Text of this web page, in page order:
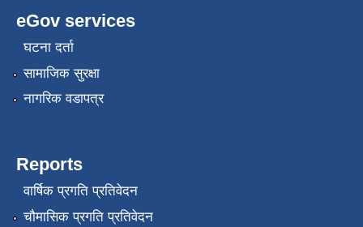
eGov services
घटना दर्ता
सामाजिक सुरक्षा
नागरिक वडापत्र
Reports
वार्षिक प्रगति प्रतिवेदन
चौमासिक प्रगति प्रतिवेदन